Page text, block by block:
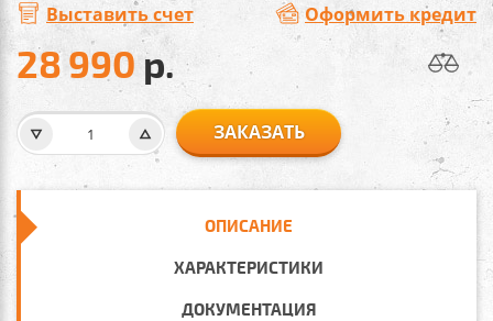
Выставить счет Оформить кредит
28 990 р.
ЗАКАЗАТЬ
ОПИСАНИЕ
ХАРАКТЕРИСТИКИ
ДОКУМЕНТАЦИЯ